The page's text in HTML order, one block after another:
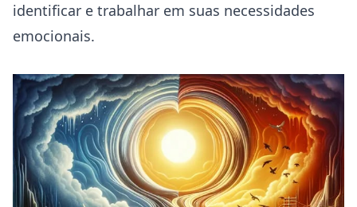
identificar e trabalhar em suas necessidades
emocionais.